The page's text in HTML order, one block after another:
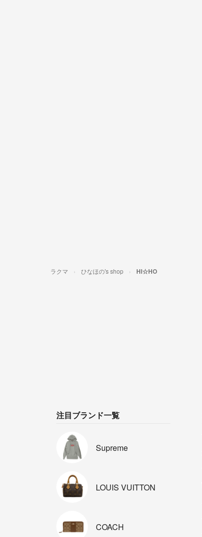
ラクマ ひなほの's shop HI☆HO
注目ブランド一覧
Supreme
LOUIS VUITTON
COACH